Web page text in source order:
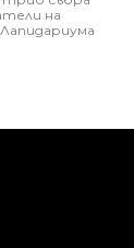
на